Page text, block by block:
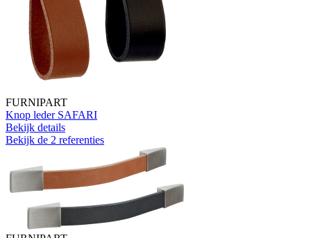
FURNIPART
Knop leder SAFARI
Bekijk details
Bekijk de 2 referenties